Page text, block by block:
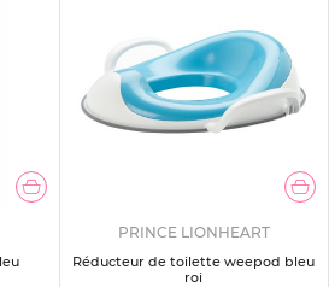
PRINCE LIONHEART
Réducteur de toilette weepod bleu
roi